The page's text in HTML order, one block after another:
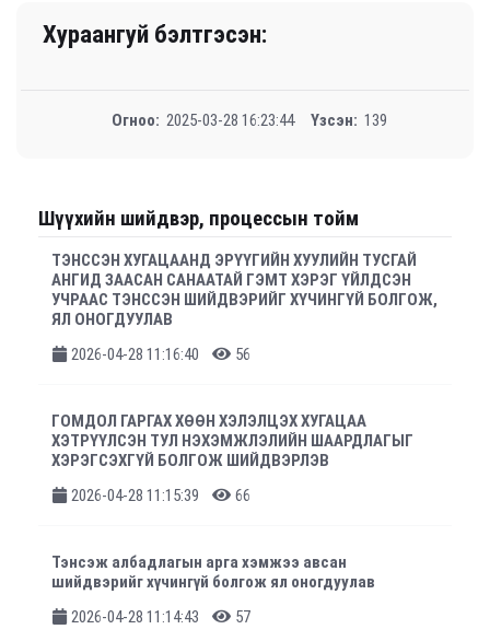
Хураангуй бэлтгэсэн:
Огноо: 2025-03-28 16:23:44 Үзсэн: 139
Шүүхийн шийдвэр, процессын тойм
ТЭНССЭН ХУГАЦААНД ЭРҮҮГИЙН ХУУЛИЙН ТУСГАЙ
АНГИД ЗААСАН САНААТАЙ ГЭМТ ХЭРЭГ ҮЙЛДСЭН
УЧРААС ТЭНССЭН ШИЙДВЭРИЙГ ХҮЧИНГҮЙ БОЛГОЖ,
ЯЛ ОНОГДУУЛАВ
2026-04-28 11:16:40
56
ГОМДОЛ ГАРГАХ ХӨӨН ХЭЛЭЛЦЭХ ХУГАЦАА
ХЭТРҮҮЛСЭН ТУЛ НЭХЭМЖЛЭЛИЙН ШААРДЛАГЫГ
ХЭРЭГСЭХГҮЙ БОЛГОЖ ШИЙДВЭРЛЭВ
2026-04-28 11:15:39
66
Тэнсэж албадлагын арга хэмжээ авсан
шийдвэрийг хүчингүй болгож ял оногдуулав
2026-04-28 11:14:43
57